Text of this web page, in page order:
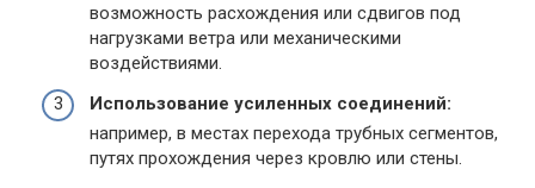
возможность расхождения или сдвигов под
нагрузками ветра или механическими
воздействиями.
Использование усиленных соединений:
например, в местах перехода трубных сегментов,
путях прохождения через кровлю или стены.